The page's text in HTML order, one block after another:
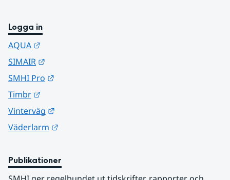
Logga in
AQUA
SIMAIR
SMHI Pro
Timbr
Vinterväg
Väderlarm
Publikationer